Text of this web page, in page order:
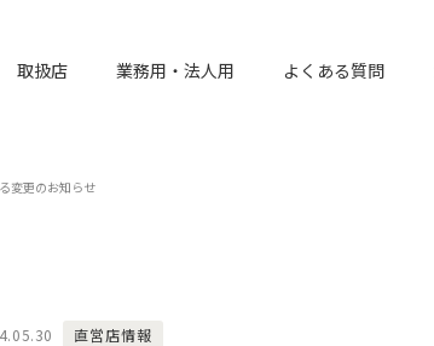
取扱店 業務用・法人用 よくある質問
変更のお知らせ
直営店情報